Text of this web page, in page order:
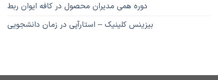
دوره همی مدیران محصول در کافه ایوان ربط
بیزینس کلینیک – استارآپی در زمان دانشجویی